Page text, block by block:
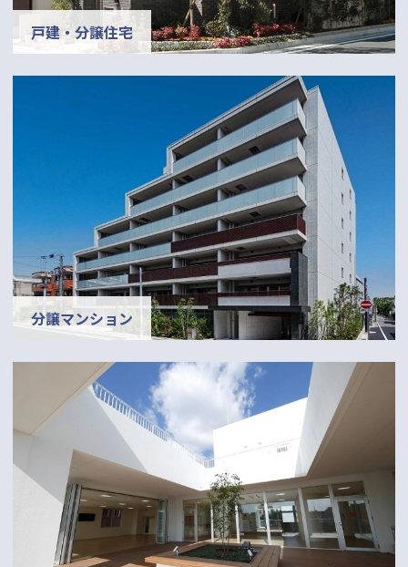
戸建・分譲住宅
分譲マンション